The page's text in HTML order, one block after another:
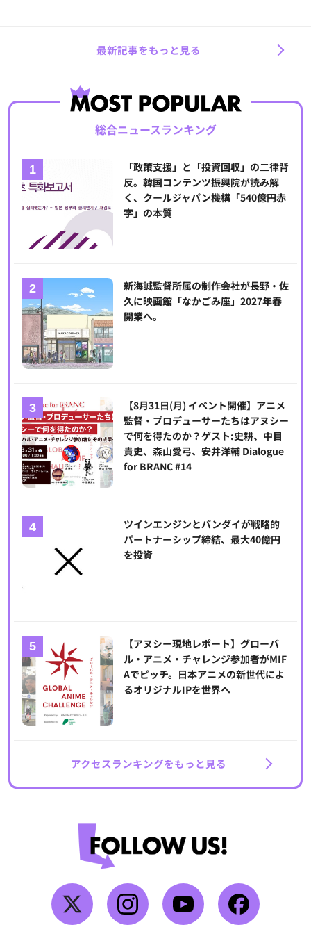
最新記事をもっと見る
総合ニュースランキング
「政策支援」と「投資回収」の二律背
反。韓国コンテンツ振興院が読み解
く、クールジャパン機構「540億円赤
字」の本質
新海誠監督所属の制作会社が長野・佐
久に映画館「なかごみ座」2027年春
開業へ。
【8月31日(月) イベント開催】アニメ
監督・プロデューサーたちはアヌシー
で何を得たのか？ゲスト:史耕、中目
貴史、森山愛弓、安井洋輔 Dialogue
for BRANC #14
ツインエンジンとバンダイが戦略的
パートナーシップ締結、最大40億円
を投資
【アヌシー現地レポート】グローバ
ル・アニメ・チャレンジ参加者がMIF
Aでピッチ。日本アニメの新世代によ
るオリジナルIPを世界へ
アクセスランキングをもっと見る